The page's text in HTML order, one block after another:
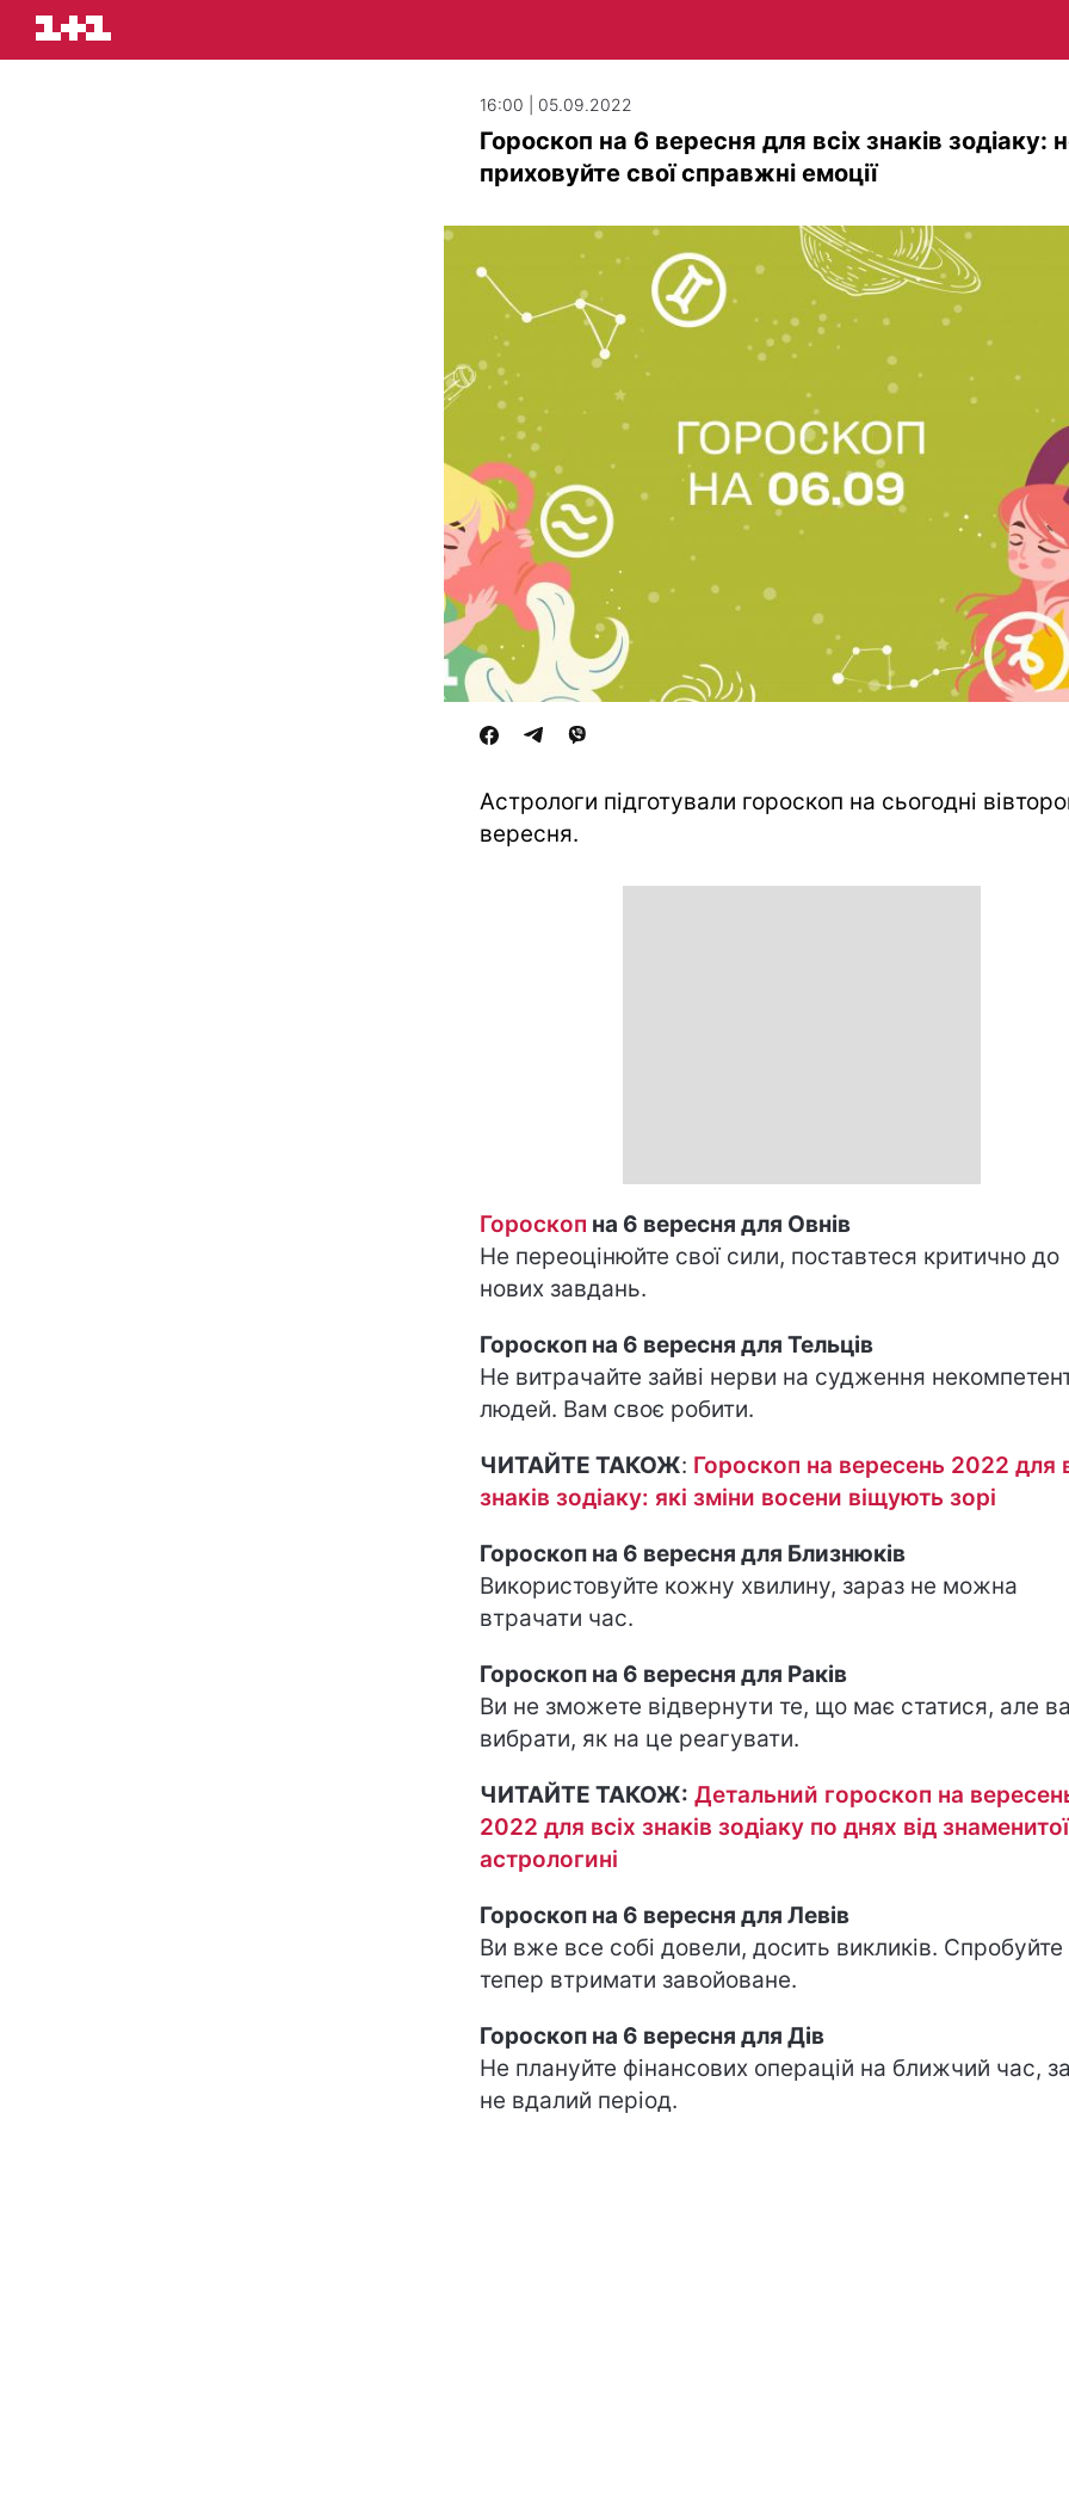
16:00 | 05.09.2022
Гороскоп на 6 вересня для всіх знаків зодіаку:
приховуйте свої справжні емоції
Астрологи підготували гороскоп на сьогодні
вересня.
Гороскоп на 6 вересня для Овнів
Не переоцінюйте свої сили, поставтеся критично до
нових завдань.
Гороскоп на 6 вересня для Тельців
Не витрачайте зайві нерви на судження
людей. Вам своє робити.
ЧИТАЙТЕ ТАКОЖ: Гороскоп на вересень 2022 для
знаків зодіаку: які зміни восени віщують зорі
Гороскоп на 6 вересня для Близнюків
Використовуйте кожну хвилину, зараз не можна
втрачати час.
Гороскоп на 6 вересня для Раків
Ви не зможете відвернути те, що має статися, але
вибрати, як на це реагувати.
ЧИТАЙТЕ ТАКОЖ: Детальний гороскоп на
2022 для всіх знаків зодіаку по днях від знаменитої
астрологині
Гороскоп на 6 вересня для Левів
Ви вже все собі довели, досить викликів. Спробуйте
тепер втримати завойоване.
Гороскоп на 6 вересня для Дів
Не плануйте фінансових операцій на ближчий час,
не вдалий період.